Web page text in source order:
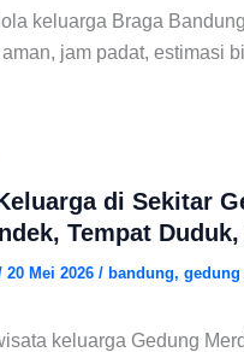
keluarga Braga
jam padat, estimasi
di Sekitar
Tempat
20 Mei 2026 / bandung, gedung
keluarga Gedung